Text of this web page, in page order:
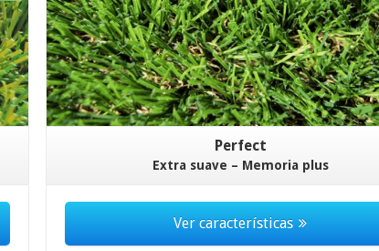
Perfect
Extra suave – Memoria plus
Ver características